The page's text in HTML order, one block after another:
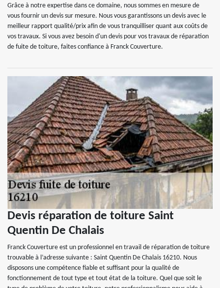
Grâce à notre expertise dans ce domaine, nous sommes en mesure de
vous fournir un devis sur mesure. Nous vous garantissons un devis avec le
meilleur rapport qualité/prix afin de vous tranquilliser quant aux coûts de
vos travaux. Si vous avez besoin d'un devis pour vos travaux de réparation
de fuite de toiture, faites confiance à Franck Couverture.
Devis réparation de toiture Saint
Quentin De Chalais
Franck Couverture est un professionnel en travail de réparation de toiture
trouvable à l’adresse suivante : Saint Quentin De Chalais 16210. Nous
disposons une compétence fiable et suffisant pour la qualité de
fonctionnement de tout type et tout état de la toiture. Quel que soit le